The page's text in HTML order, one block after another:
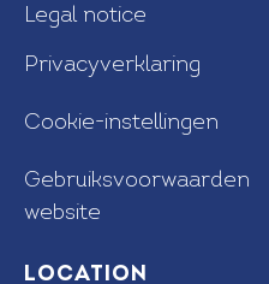
Legal notice
Privacyverklaring
Cookie-instellingen
Gebruiksvoorwaarden
website
Location